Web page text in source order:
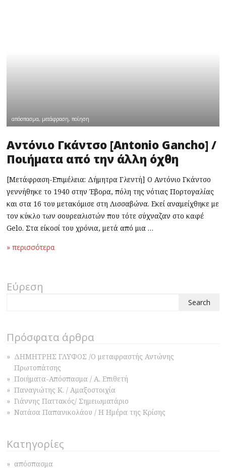
απόσπασμα, μετάφραση,ποίηση
Αντόνιο Γκάντσο [Antonio Gancho] /
Ποιήματα από την άλλη όχθη
[Μετάφραση-Επιμέλεια: Δήμητρα Γλεντή] Ο Αντόνιο Γκάντσο
γεννήθηκε το 1940 στην Έβορα, πόλη της νότιας Πορτογαλίας
και στα 16 του μετακόμισε στη Λισσαβώνα. Εκεί αναμείχθηκε με
τον κύκλο των σουρεαλιστών που τότε σύχναζαν στο καφέ
Gelo. Στα είκοσί του χρόνια, μετά από μια …
» περισσότερα
Εύρεση
Πρόσφατα άρθρα
ΔΗΜΗΤΡΗΣ ΓΛΥΦΟΣ /Ο μεταφραστής Αντώνης
Πρωτοπάτσης
Ποιήματα-Απόσπασμα / Α. Επιθετή
Παναγιώτης Κ. / Αμαξοστοιχία
Γιάννης Παττακός/ Σημειωματάριο
Νατάσα Παπανικολάου / Η Ημέρα της Κρίσης
Κατηγορίες
απόσπασμα